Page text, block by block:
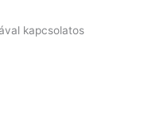
kapcsolatos